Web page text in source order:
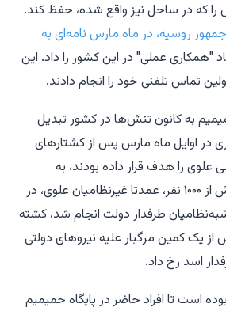
که در ساحل نیز واقع شده، حفظ کند.
روسیه، در ماه مارس نامه‌ای به
"همکاری عملی" در این کشور را داد. این
تماس تلفنی خود را انجام دادند.
به کانون تنش‌ها در کشور تبدیل
در اوایل ماه مارس پس از کشتارهای
علوی را هدف قرار داده بودند، به
. بیش از ۱۰۰۰ نفر، عمدتا غیرنظامیان علوی، در
طرفدار دولت انجام شد، کشته
یک کمین مرگبار علیه نیروهای دولتی
اسد رخ داد.
است تا افراد حاضر در پایگاه حمیمیم